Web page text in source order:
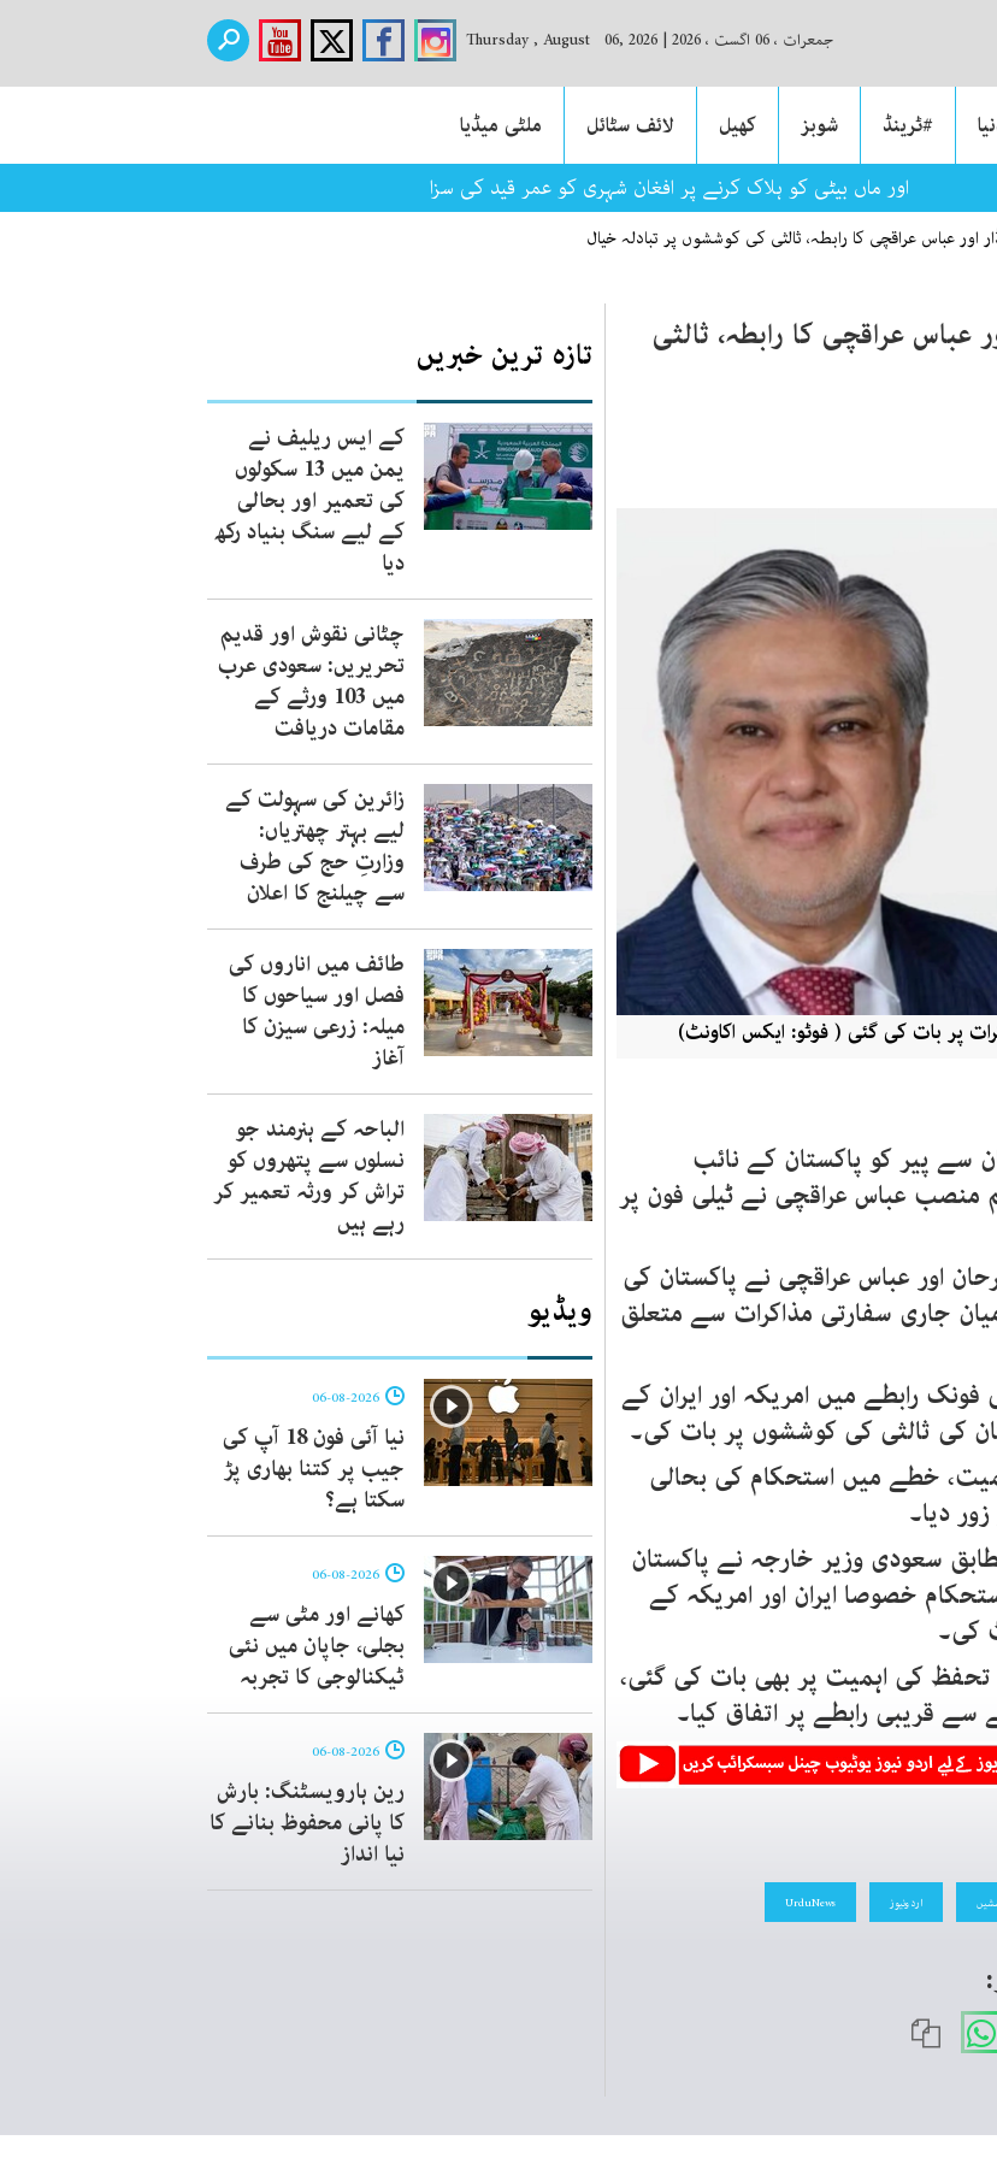
جمعرات ، 06 اگست ، 2026 |
Thursday , August 06, 2026
#ٹرینڈ شوبز کھیل لائف سٹائل
ملٹی میڈیا
چڑھانے اور ماں بیٹی کو ہلاک کرنے پر افغان شہری کو عمر قید کی سزا
عباس عراقچی کا رابطہ، ثالثی کی کوششوں پر تبادلہ خیال
عراقچی کا رابطہ، ثالثی
پر بات کی گئی ( فوٹو: ایکس اکاونٹ)
سے پیر کو پاکستان کے نائب
منصب عباس عراقچی نے ٹیلی فون پر
اور عباس عراقچی نے پاکستان کی
جاری سفارتی مذاکرات سے متعلق
رابطے میں امریکہ اور ایران کے
کی ثالثی کی کوششوں پر بات کی۔
خطے میں استحکام کی بحالی
دیا۔
سعودی وزیر خارجہ نے پاکستان
خصوصا ایران اور امریکہ کے
کی۔
تحفظ کی اہمیت پر بھی بات کی گئی،
سے قریبی رابطے پر اتفاق کیا۔
اردونیوز UrduNews
تازہ ترین خبریں
کے ایس ریلیف نے
یمن میں 13 سکولوں
کی تعمیر اور بحالی
کے لیے سنگ بنیاد رکھ
دیا
چٹانی نقوش اور قدیم
تحریریں: سعودی عرب
میں 103 ورثے کے
مقامات دریافت
زائرین کی سہولت کے
لیے بہتر چھتریاں:
وزارتِ حج کی طرف
سے چیلنج کا اعلان
طائف میں اناروں کی
فصل اور سیاحوں کا
میلہ: زرعی سیزن کا
آغاز
الباحہ کے ہنرمند جو
نسلوں سے پتھروں کو
تراش کر ورثہ تعمیر کر
رہے ہیں
ویڈیو
نیا آئی فون 18 آپ کی
جیب پر کتنا بھاری پڑ
سکتا ہے؟
کھانے اور مٹی سے
بجلی، جاپان میں نئی
ٹیکنالوجی کا تجربہ
رین ہارویسٹنگ: بارش
کا پانی محفوظ بنانے کا
نیا انداز